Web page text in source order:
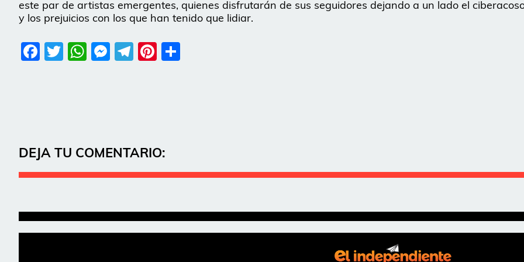
este par de artistas emergentes, quienes disfrutarán de sus seguidores dejando a un lado el
y los prejuicios con los que han tenido que lidiar.
Facebook
Twitter
WhatsApp
Messenger
Telegram
Pinterest
DEJA TU COMENTARIO: